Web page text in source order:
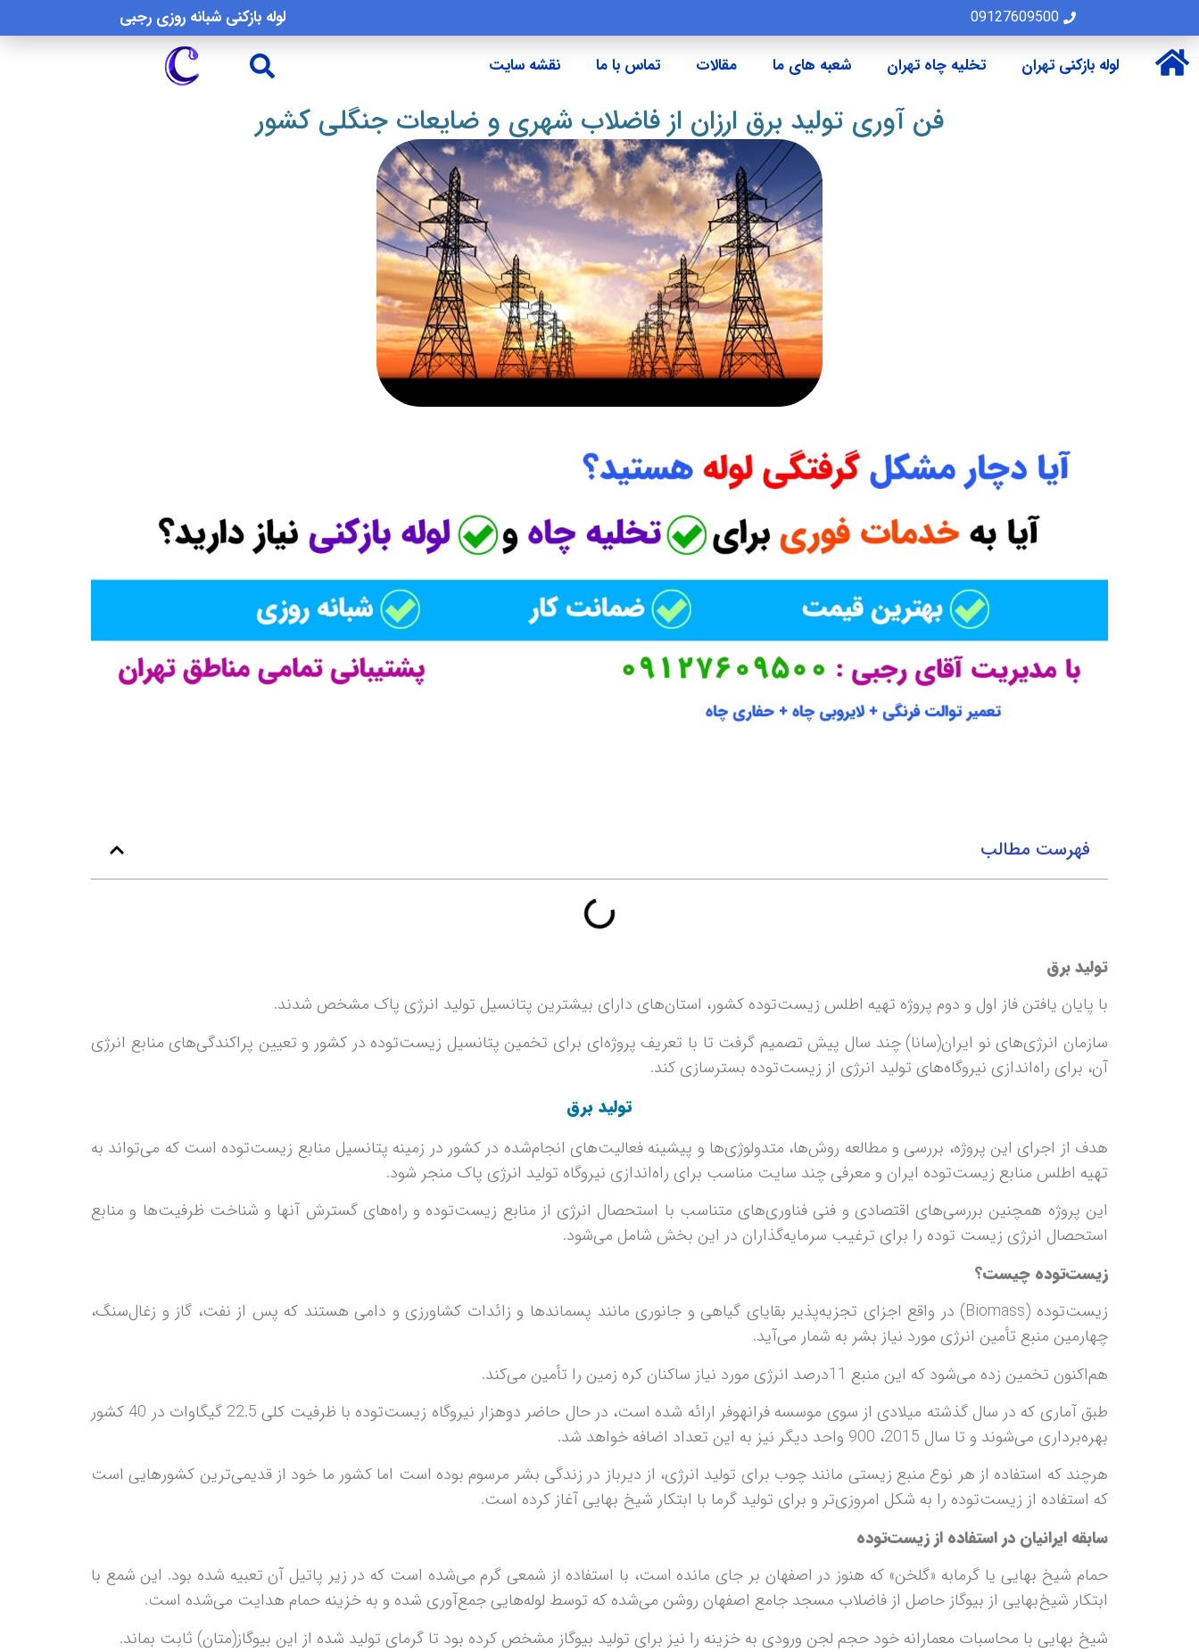
09127609500
لوله بازکنی شبانه روزی رجبی
لوله بازکنی تهران
تخلیه چاه تهران شعبه های ما مقالات تماس با ما نقشه سایت
فن آوری تولید برق ارزان از فاضلاب شهری و ضایعات جنگلی کشور
فهرست مطالب
تولید برق
با پایان یافتن فاز اول و دوم پروژه تهیه اطلس زیست‌توده کشور، استان‌های دارای بیشترین پتانسیل تولید انرژی پاک مشخص شدند.
سازمان انرژی‌های نو ایران(سانا) چند سال پیش تصمیم گرفت تا با تعریف پروژه‌ای برای تخمین پتانسیل زیست‌توده در کشور و تعیین پراکندگی‌های منابع انرژی
آن، برای راه‌اندازی نیروگاه‌های تولید انرژی از زیست‌توده بسترسازی کند.
تولید برق
هدف از اجرای این پروژه، بررسی و مطالعه روش‌ها، متدولوژی‌ها و پیشینه فعالیت‌های انجام‌شده در کشور در زمینه پتانسیل منابع زیست‌توده است که می‌تواند به
تهیه اطلس منابع زیست‌توده ایران و معرفی چند سایت مناسب برای راه‌اندازی نیروگاه تولید انرژی پاک منجر شود.
این پروژه همچنین بررسی‌های اقتصادی و فنی فناوری‌های متناسب با استحصال انرژی از منابع زیست‌توده و راه‌های گسترش آنها و شناخت ظرفیت‌ها و منابع
استحصال انرژی زیست توده را برای ترغیب سرمایه‌گذاران در این بخش شامل می‌شود.
زیست‌توده چیست؟
زیست‌توده (Biomass) در واقع اجزای تجزیه‌پذیر بقایای گیاهی و جانوری مانند پسماندها و زائدات کشاورزی و دامی هستند که پس از نفت، گاز و زغال‌سنگ،
چهارمین منبع تأمین انرژی مورد نیاز بشر به شمار می‌آید.
هم‌اکنون تخمین زده می‌شود که این منبع 11درصد انرژی مورد نیاز ساکنان کره زمین را تأمین می‌کند.
طبق آماری که در سال گذشته میلادی از سوی موسسه فرانهوفر ارائه شده است، در حال حاضر دو‌هزار نیروگاه زیست‌توده با ظرفیت کلی 22.5 گیگاوات در 40 کشور
بهر‌ه‌برداری‌ می‌شوند و تا سال 2015، 900 واحد دیگر نیز به این تعداد اضافه خواهد شد.
هرچند که استفاده از هر نوع منبع زیستی مانند چوب برای تولید انرژی، از دیرباز در زندگی بشر مرسوم بوده است اما کشور ما خود از قدیمی‌ترین کشورهایی است
که استفاده از زیست‌توده را به شکل امروز‌ی‌تر و برای تولید گرما با ابتکار شیخ بهایی آغاز کرده است.
سابقه ایرانیان در استفاده از زیست‌توده
حمام شیخ بهایی یا گرمابه «گلخن» که هنوز در اصفهان بر جای مانده است، با استفاده از شمعی گرم می‌شده است که در زیر پاتیل آن تعبیه شده بود. این شمع با
ابتکار شیخ‌بهایی از بیوگاز حاصل از فاضلاب مسجد جامع اصفهان روشن می‌شده که توسط لوله‌هایی جمع‌آوری شده و به خزینه حمام هدایت می‌شده است.
شیخ بهایی با محاسبات معمارانه خود حجم لجن ورودی به خزینه را نیز برای تولید بیوگاز مشخص کرده بود تا گرمای تولید شده از این بیوگاز(متان) ثابت بماند.